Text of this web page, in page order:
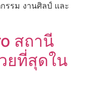
รรม งานศิลป์ และ
สถานี
ยที่สุดใน